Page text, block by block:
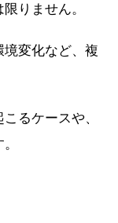
りません。
変化など、複
るケースや、